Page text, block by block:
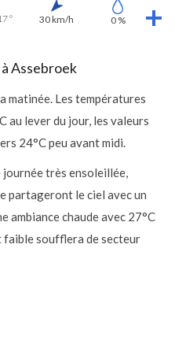
° 30 km/h 0 %
Assebroek
matinée. Les températures
au lever du jour, les valeurs
24°C peu avant midi.
journée très ensoleillée,
partageront le ciel avec un
ambiance chaude avec 27°C
faible soufflera de secteur